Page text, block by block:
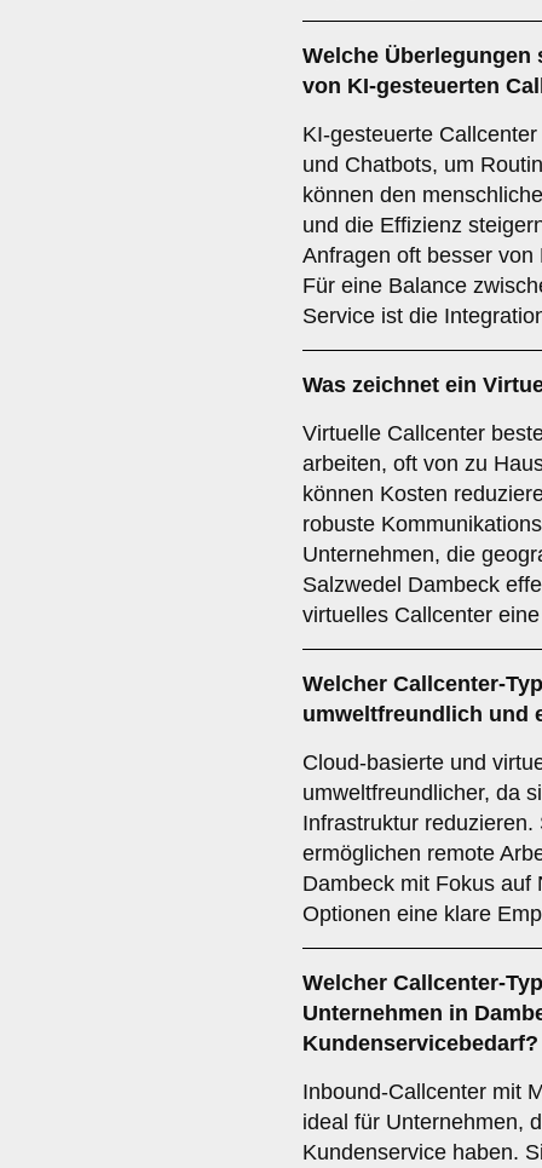
Welche
von KI-gesteuerten
KI-gesteuerte
und Chatbots, um
können den
und die Effizienz
Anfragen oft besser
Für eine Balance
Service ist die
Was zeichnet ein
Virtuelle Callcenter
arbeiten, oft von zu
können Kosten
robuste
Unternehmen, die
Salzwedel Dambeck
virtuelles Callcenter
Welcher Callcenter-Typ
umweltfreundlich und
Cloud-basierte und
umweltfreundlicher, da
Infrastruktur
ermöglichen remote
Dambeck mit Fokus auf
Optionen eine klare
Welcher Callcenter-Typ
Unternehmen in
Kundenservicebedarf?
Inbound-Callcenter mit
ideal für Unternehmen,
Kundenservice haben.